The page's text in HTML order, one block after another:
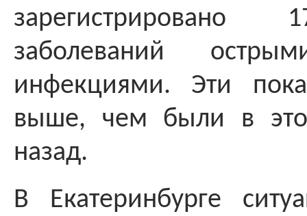
зарегистрировано
заболеваний
инфекциями. Эти
выше, чем были в
назад.
В Екатеринбурге